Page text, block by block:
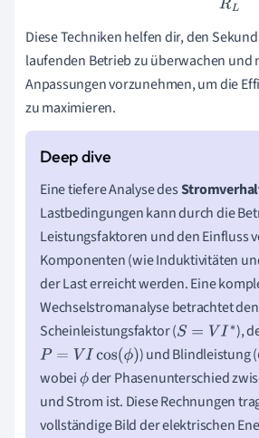
Diese Techniken helfen dir, den
laufenden Betrieb zu überwachen und
Anpassungen vorzunehmen, um die
zu maximieren.
Eine tiefere Analyse des
Lastbedingungen kann durch die
Leistungsfaktoren und den Einfluss
Komponenten (wie Induktivitäten
der Last erreicht werden. Eine
Wechselstromanalyse betrachtet den
Scheinleistungsfaktor (S= VI∗
),
P= VIcos(ϕ) ) und Blindleistung (
wobeiϕder Phasenunterschied
und Strom ist. Diese Rechnungen
vollständige Bild der elektrischen